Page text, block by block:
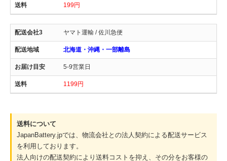
199円
ヤマト運輸 / 佐川急便
北海道・沖縄・一部離島
5-9営業日
1199円
送料について
JapanBattery.jpでは、物流会社との法人契約による配送サービス
を利用しております。
法人向けの配送契約により送料コストを抑え、その分をお客様の